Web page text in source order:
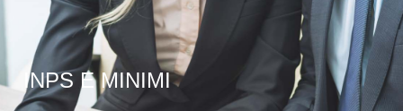
INPS E MINIMI